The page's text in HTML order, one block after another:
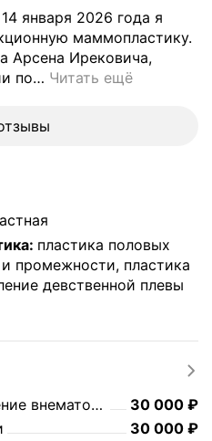
января 2026 года я
маммопластику.
Арсена Ирековича,
по… Читать ещё
: пластика половых
промежности, пластика
девственной плевы
Лапароскопическое лечение внематочной беременности (тубэктомия, тубэтомия с энуклеацией яйца) Цена
30000
30 000 ₽
Цена
30000
30 000 ₽